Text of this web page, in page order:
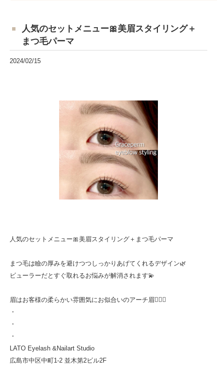
人気のセットメニュー🎀美眉スタイリング＋
まつ毛パーマ
2024/02/15
人気のセットメニュー🎀美眉スタイリング＋まつ毛パーマ
まつ毛は瞼の厚みを避けつつしっかりあげてくれるデザイン🌿
ビューラーだとすぐ取れるお悩みが解消されます💫
眉はお客様の柔らかい雰囲気にお似合いのアーチ眉🧚🏻‍♀️
・
・
・
LATO Eyelash &Nailart Studio
広島市中区中町1-2 並木第2ビル2F